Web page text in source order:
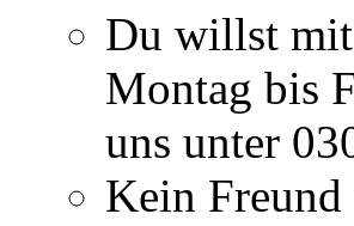
Du willst mit
Montag bis
uns unter
Kein